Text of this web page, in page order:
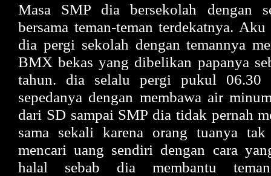
Masa SMP dia bersekolah dengan
bersama teman-teman terdekatnya.
dia pergi sekolah dengan temannya
BMX bekas yang dibelikan papanya
tahun. dia selalu pergi pukul 06.30
sepedanya dengan membawa air
dari SD sampai SMP dia tidak pernah
sama sekali karena orang tuanya
mencari uang sendiri dengan cara
halal sebab dia membantu